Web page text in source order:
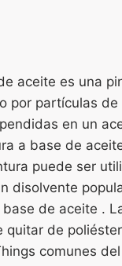
aceite es una
por partículas
en un
a base de
puede ser
disolvente
de aceite .
quitar de
comunes